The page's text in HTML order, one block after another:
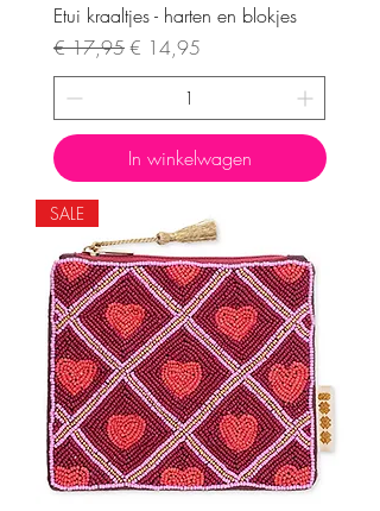
Etui kraaltjes - harten en blokjes
Normale prijs
€ 17,95Verkoopprijs
€ 14,95
In winkelwagen
SALE